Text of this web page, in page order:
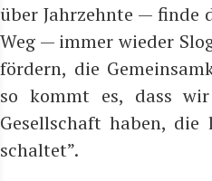
über Jahr­zehn­te — fin­de
Weg — immer wie­der
för­dern, die
so kommt es, dass
Gesell­schaft haben, die
schal­tet”.